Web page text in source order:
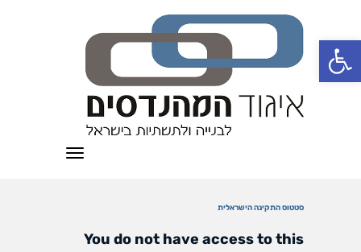
פתח סרגל נגישות
תפריט
סטטוס התקינה הישראלית
You do not have access to this